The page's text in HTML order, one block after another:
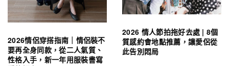
2026情侶穿搭指南｜情侶裝不
要再全身同款，從二人氣質、
性格入手，新一年用服裝書寫
2026 情人節拍拖好去處 | 8個
質感約會地點推薦，讓愛侶從
此告別悶局